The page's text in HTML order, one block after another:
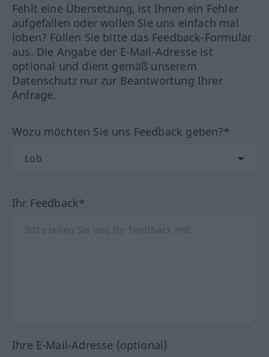
Fehlt eine Übersetzung, ist Ihnen ein Fehler
aufgefallen oder wollen Sie uns einfach mal
loben? Füllen Sie bitte das Feedback-Formular
aus. Die Angabe der E-Mail-Adresse ist
optional und dient gemäß unserem
Datenschutz nur zur Beantwortung Ihrer
Anfrage.
Wozu möchten Sie uns Feedback geben?*
Ihr Feedback*
Ihre E-Mail-Adresse (optional)